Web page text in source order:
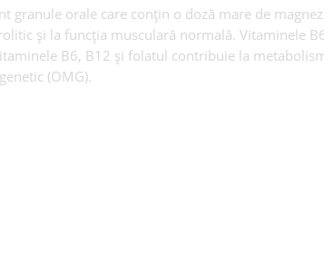
orale care conțin o doză mare de
și la funcția musculară normală. Vitaminele
B6, B12 și folatul contribuie la
(OMG).